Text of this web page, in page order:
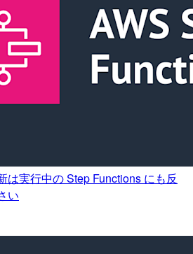
は実行中の Step Functions にも反
い